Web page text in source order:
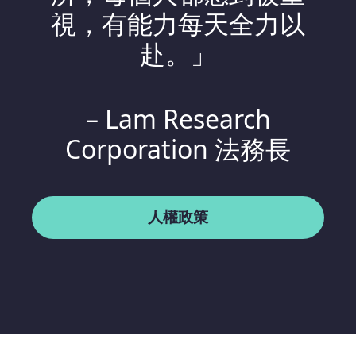
視，有能力每天全力以
赴。」
– Lam Research
Corporation 法務長
人權政策